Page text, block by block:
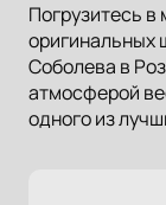
Погрузитесь в
оригинальных
Соболева в
атмосферой
одного из